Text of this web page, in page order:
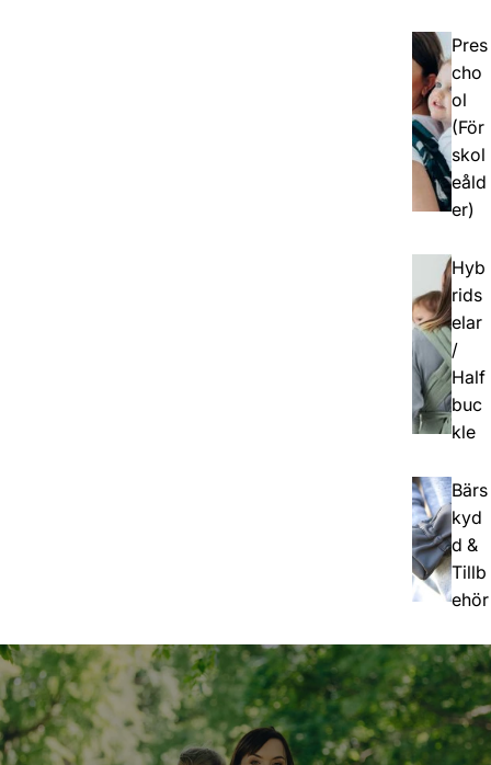
Pres
cho
ol
(För
skol
eåld
er)
Hyb
rids
elar
/
Half
buc
kle
Bärs
kyd
d &
Tillb
ehör